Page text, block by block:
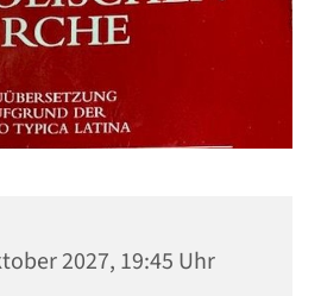
2027, 19:45 Uhr